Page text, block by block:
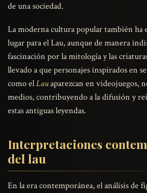
de una sociedad.
La moderna cultura popular también ha
lugar para el Lau, aunque de manera
fascinación por la mitología y las
llevado a que personajes inspirados en
como elLauaparezcan en videojuegos,
medios, contribuyendo a la difusión y
estas antiguas leyendas.
Interpretaciones
del lau
En la era contemporánea, el análisis de